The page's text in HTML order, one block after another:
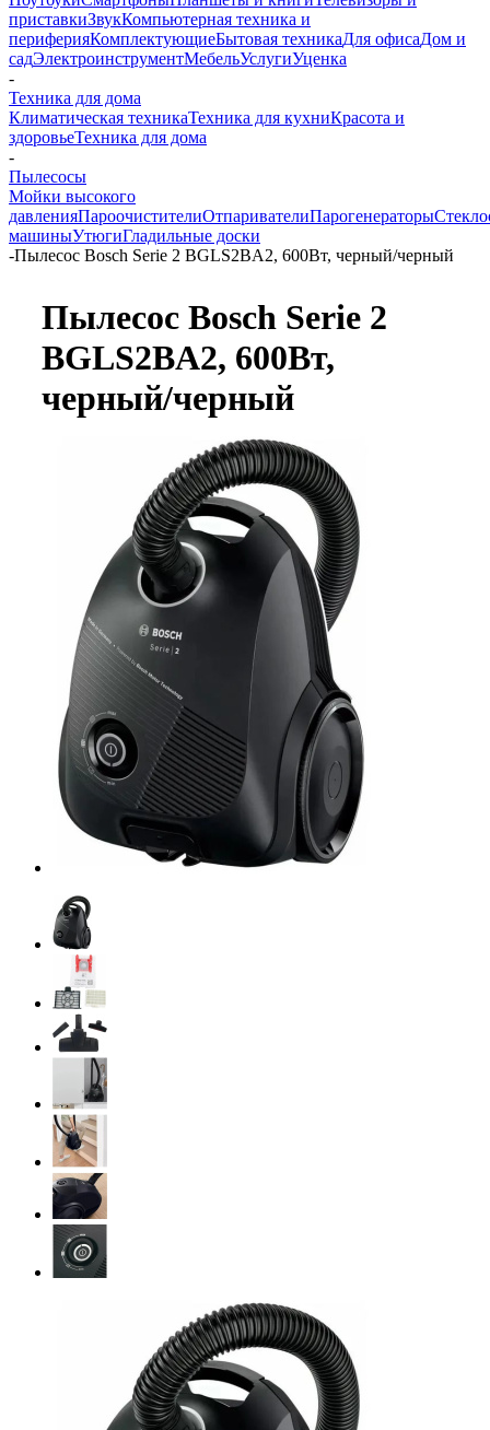
приставкиЗвукКомпьютерная техника и
периферияКомплектующиеБытовая техникаДля офисаДом и
садЭлектроинструментМебельУслугиУценка
-
Техника для дома
Климатическая техникаТехника для кухниКрасота и
здоровьеТехника для дома
-
Пылесосы
Мойки высокого
давленияПароочистителиОтпаривателиПарогенераторы
машиныУтюгиГладильные доски
-Пылесос Bosch Serie 2 BGLS2BA2, 600Вт, черный/черный
Пылесос Bosch Serie 2
BGLS2BA2, 600Вт,
черный/черный